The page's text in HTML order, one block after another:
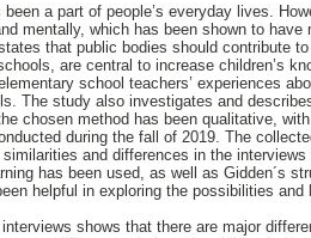
a part of people’s everyday lives.
mentally, which has been shown to have
that public bodies should contribute
are central to increase children’s
school teachers’ experiences
The study also investigates and
chosen method has been qualitative,
during the fall of 2019. The
and differences in the
has been used, as well as Gidden´s
helpful in exploring the possibilities
shows that there are major